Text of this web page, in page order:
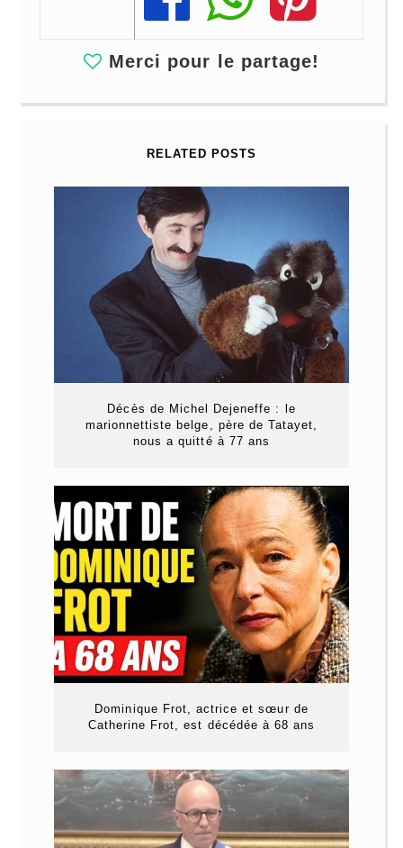
Merci pour le partage!
RELATED POSTS
Décès de Michel Dejeneffe : le
marionnettiste belge, père de Tatayet,
nous a quitté à 77 ans
Dominique Frot, actrice et sœur de
Catherine Frot, est décédée à 68 ans